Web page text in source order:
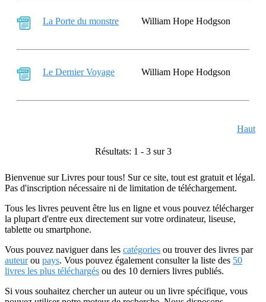
La Porte du monstre William Hope Hodgson
Le Dernier Voyage William Hope Hodgson
Haut
Résultats: 1 - 3 sur 3
Bienvenue sur Livres pour tous! Sur ce site, tout est gratuit et légal.
Pas d'inscription nécessaire ni de limitation de téléchargement.
Tous les livres peuvent être lus en ligne et vous pouvez télécharger
la plupart d'entre eux directement sur votre ordinateur, liseuse,
tablette ou smartphone.
Vous pouvez naviguer dans les catégories ou trouver des livres par
auteurou pays. Vous pouvez également consulter la liste des 50
livres les plus téléchargés ou des 10 derniers livres publiés.
Si vous souhaitez chercher un auteur ou un livre spécifique, vous